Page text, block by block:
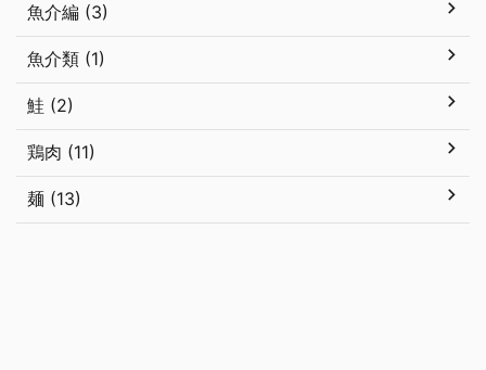
魚介編 (3)
魚介類 (1)
鮭 (2)
鶏肉 (11)
麺 (13)